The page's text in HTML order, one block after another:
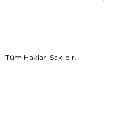
- Tüm Hakları Saklıdır.